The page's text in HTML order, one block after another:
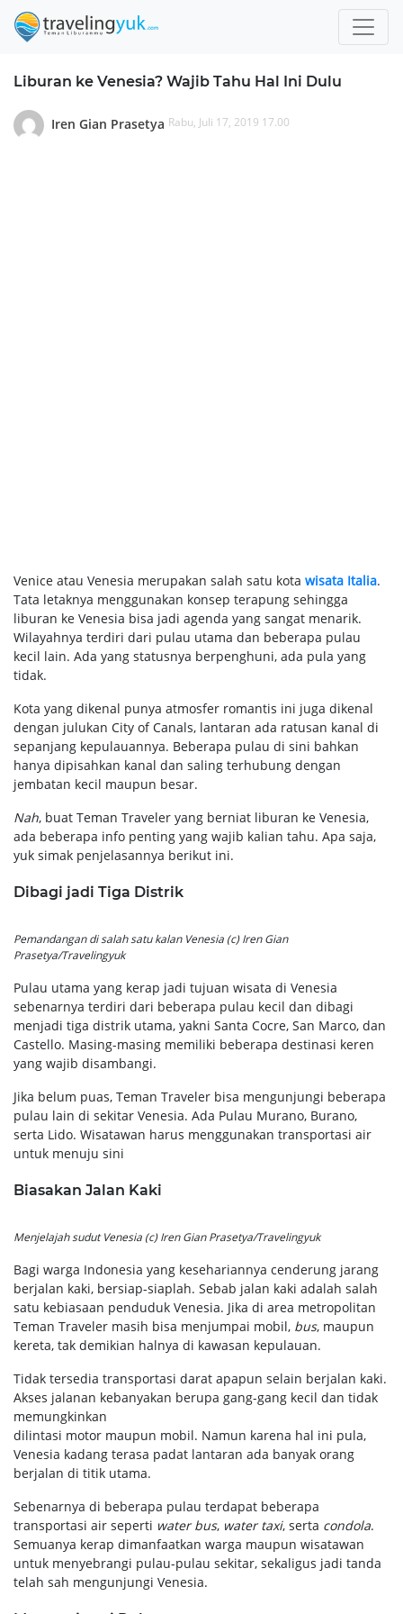
Liburan ke Venesia? Wajib Tahu Hal Ini Dulu
Iren Gian Prasetya Rabu, Juli 17, 2019 17.00
Venice atau Venesia merupakan salah satu kota wisata Italia.
Tata letaknya menggunakan konsep terapung sehingga
liburan ke Venesia bisa jadi agenda yang sangat menarik.
Wilayahnya terdiri dari pulau utama dan beberapa pulau
kecil lain. Ada yang statusnya berpenghuni, ada pula yang
tidak.
Kota yang dikenal punya atmosfer romantis ini juga dikenal
dengan julukan City of Canals, lantaran ada ratusan kanal di
sepanjang kepulauannya. Beberapa pulau di sini bahkan
hanya dipisahkan kanal dan saling terhubung dengan
jembatan kecil maupun besar.
Nah, buat Teman Traveler yang berniat liburan ke Venesia,
ada beberapa info penting yang wajib kalian tahu. Apa saja,
yuk simak penjelasannya berikut ini.
Dibagi jadi Tiga Distrik
Pemandangan di salah satu kalan Venesia (c) Iren Gian
Prasetya/Travelingyuk
Pulau utama yang kerap jadi tujuan wisata di Venesia
sebenarnya terdiri dari beberapa pulau kecil dan dibagi
menjadi tiga distrik utama, yakni Santa Cocre, San Marco, dan
Castello. Masing-masing memiliki beberapa destinasi keren
yang wajib disambangi.
Jika belum puas, Teman Traveler bisa mengunjungi beberapa
pulau lain di sekitar Venesia. Ada Pulau Murano, Burano,
serta Lido. Wisatawan harus menggunakan transportasi air
untuk menuju sini
Biasakan Jalan Kaki
Menjelajah sudut Venesia (c) Iren Gian Prasetya/Travelingyuk
Bagi warga Indonesia yang kesehariannya cenderung jarang
berjalan kaki, bersiap-siaplah. Sebab jalan kaki adalah salah
satu kebiasaan penduduk Venesia. Jika di area metropolitan
Teman Traveler masih bisa menjumpai mobil, bus, maupun
kereta, tak demikian halnya di kawasan kepulauan.
Tidak tersedia transportasi darat apapun selain berjalan kaki.
Akses jalanan kebanyakan berupa gang-gang kecil dan tidak
memungkinkan
dilintasi motor maupun mobil. Namun karena hal ini pula,
Venesia kadang terasa padat lantaran ada banyak orang
berjalan di titik utama.
Sebenarnya di beberapa pulau terdapat beberapa
transportasi air seperti water bus, water taxi, serta condola.
Semuanya kerap dimanfaatkan warga maupun wisatawan
untuk menyebrangi pulau-pulau sekitar, sekaligus jadi tanda
telah sah mengunjungi Venesia.